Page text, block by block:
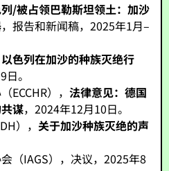
/被占领巴勒斯坦领土：加沙
，报告和新闻稿，2025年1月–
色列在加沙的种族灭绝行
。
ECCHR），法律意见：德国
谋，2024年12月10日。
），关于加沙种族灭绝的声
（IAGS），决议，2025年8